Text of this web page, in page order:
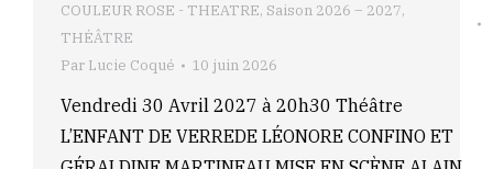
COULEUR ROSE - THEATRE, Saison 2026 – 2027,
THÉÂTRE
Par Lucie Coqué 10 juin 2026
Vendredi 30 Avril 2027 à 20h30 Théâtre
L’ENFANT DE VERREDE LÉONORE CONFINO ET